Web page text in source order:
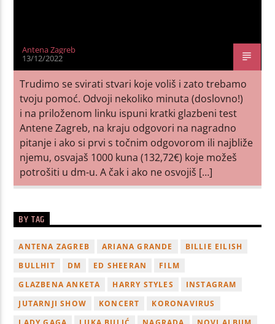
Antena Zagreb
13/12/2022
Trudimo se svirati stvari koje voliš i zato trebamo
tvoju pomoć. Odvoji nekoliko minuta (doslovno!)
i na priloženom linku ispuni kratki glazbeni test
Antene Zagreb, na kraju odgovori na nagradno
pitanje i ako si prvi s točnim odgovorom ili najbliže
njemu, osvajaš 1000 kuna (132,72€) koje možeš
potrošiti u dm-u. A čak i ako ne osvojiš […]
BY TAG
ANTENA ZAGREB ARIANA GRANDE
BILLIE EILISH
BULLHIT
DM ED SHEERAN
FILM
GLAZBENA ANKETA
HARRY STYLES
INSTAGRAM
JUTARNJI SHOW
KONCERT
KORONAVIRUS